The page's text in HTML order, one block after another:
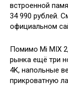
встроенной
34 990 рублей.
официальном
Помимо Mi MIX
рынка ещё три
4K, напольные
прикроватную